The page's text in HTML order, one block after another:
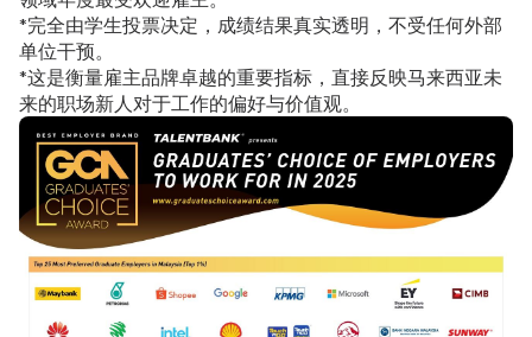
*完全由学生投票决定，成绩结果真实透明，不受任何外部
单位干预。
*这是衡量雇主品牌卓越的重要指标，直接反映马来西亚未
来的职场新人对于工作的偏好与价值观。